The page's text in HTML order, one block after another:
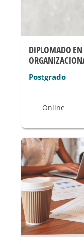
DIPLOMADO EN
Postgrado
Online